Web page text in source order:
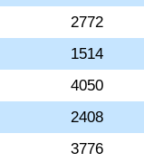
2772
1514
4050
2408
3776